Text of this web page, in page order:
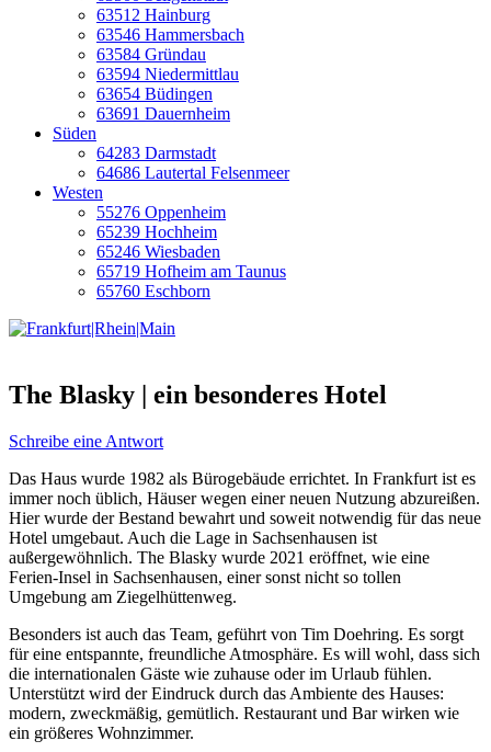
63512 Hainburg
63546 Hammersbach
63584 Gründau
63594 Niedermittlau
63654 Büdingen
63691 Dauernheim
Süden
64283 Darmstadt
64686 Lautertal Felsenmeer
Westen
55276 Oppenheim
65239 Hochheim
65246 Wiesbaden
65719 Hofheim am Taunus
65760 Eschborn
The Blasky | ein besonderes Hotel
Schreibe eine Antwort
Das Haus wurde 1982 als Bürogebäude errichtet. In Frankfurt ist es
immer noch üblich, Häuser wegen einer neuen Nutzung abzureißen.
Hier wurde der Bestand bewahrt und soweit notwendig für das neue
Hotel umgebaut. Auch die Lage in Sachsenhausen ist
außergewöhnlich. The Blasky wurde 2021 eröffnet, wie eine
Ferien-Insel in Sachsenhausen, einer sonst nicht so tollen
Umgebung am Ziegelhüttenweg.
Besonders ist auch das Team, geführt von Tim Doehring. Es sorgt
für eine entspannte, freundliche Atmosphäre. Es will wohl, dass sich
die internationalen Gäste wie zuhause oder im Urlaub fühlen.
Unterstützt wird der Eindruck durch das Ambiente des Hauses:
modern, zweckmäßig, gemütlich. Restaurant und Bar wirken wie
ein größeres Wohnzimmer.